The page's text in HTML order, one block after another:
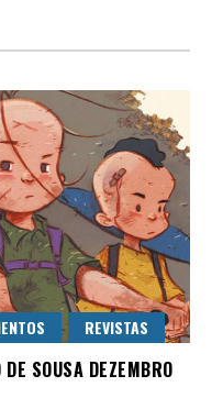
REVISTAS
SOUSA DEZEMBRO